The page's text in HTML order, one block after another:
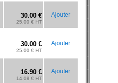
30.00 €
25.00 € HT
Ajouter
30.00 €
25.00 € HT
Ajouter
16.90 €
14.08 € HT
Ajouter